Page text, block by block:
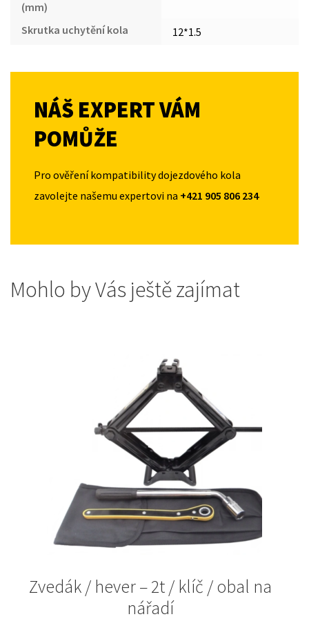
(mm)
Skrutka uchytění kola
12*1.5
NÁŠ EXPERT VÁM
POMŮŽE
Pro ověření kompatibility dojezdového kola
zavolejte našemu expertovi na +421 905 806 234
Mohlo by Vás ještě zajímat
Zvedák / hever – 2t / klíč / obal na
nářadí